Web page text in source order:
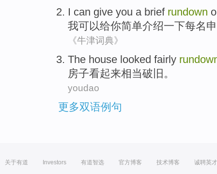
I can give you a brief rundown
我可以给你简单介绍一下每名
《牛津词典》
The house looked fairly
房子看起来相当破旧 。
youdao
更多双语例句
关于有道 Investors 有道智选 官方博客 技术博客 诚聘英才